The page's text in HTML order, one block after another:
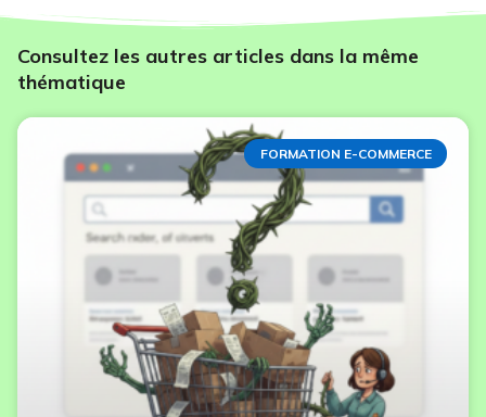
Consultez les autres articles dans la même
thématique
FORMATION E-COMMERCE